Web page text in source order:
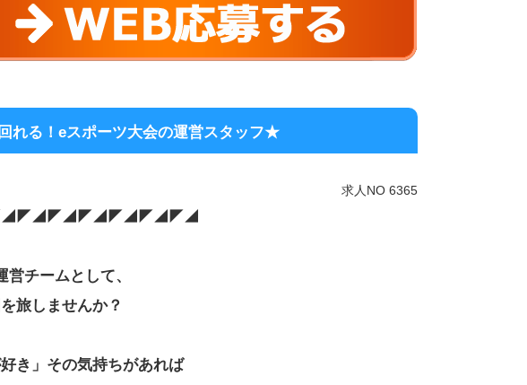
◎ゲーム関係の仕事で頑張りたい
◎夢を追いかけたい
◎選手をサポートすることに興味がある
◎新しいことに挑戦したい
◎いろいろな場所へ飛び回りたい
「好き」を仕事にして
れる！eスポーツ大会の運営スタッフ★
求人NO 6365
営チームとして、
旅しませんか？
好き」その気持ちがあれば